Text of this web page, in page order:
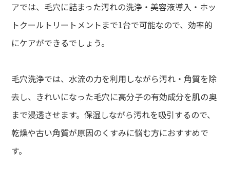
アでは、毛穴に詰まった汚れの洗浄・美容液導入・ホッ
トクールトリートメントまで1台で可能なので、効率的
にケアができるでしょう。
毛穴洗浄では、水流の力を利用しながら汚れ・角質を除
去し、きれいになった毛穴に高分子の有効成分を肌の奥
まで浸透させます。保湿しながら汚れを吸引するので、
乾燥や古い角質が原因のくすみに悩む方におすすめで
す。